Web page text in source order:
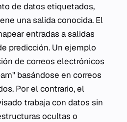
de datos etiquetados,
una salida conocida. El
entradas a salidas
predicción. Un ejemplo
de correos electrónicos
basándose en correos
Por el contrario, el
trabaja con datos sin
ocultas o